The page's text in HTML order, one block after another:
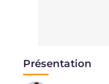
Présentation